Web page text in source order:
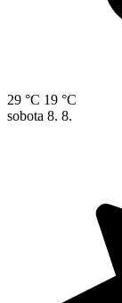
29 °C 19 °C
sobota 8. 8.